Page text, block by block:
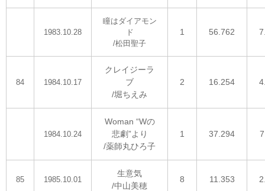
1983.10.28
瞳はダイアモン
ド
/松田聖子
1 56.762
84 1984.10.17
クレイジーラ
ブ
/堀ちえみ
2 16.254
1984.10.24
Woman “Wの
悲劇”より
/薬師丸ひろ子
1 37.294
85 1985.10.01
生意気
/中山美穂
8 11.353